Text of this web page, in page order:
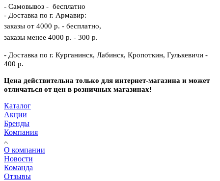
- Самовывоз - бесплатно
- Доставка по г. Армавир:
заказы от 4000 р. - бесплатно,
заказы менее 4000 р. - 300 р.
- Доставка по г. Курганинск, Лабинск, Кропоткин, Гулькевичи -
400 р.
Цена действительна только для интернет-магазина и может
отличаться от цен в розничных магазинах!
Каталог
Акции
Бренды
Компания
О компании
Новости
Команда
Отзывы